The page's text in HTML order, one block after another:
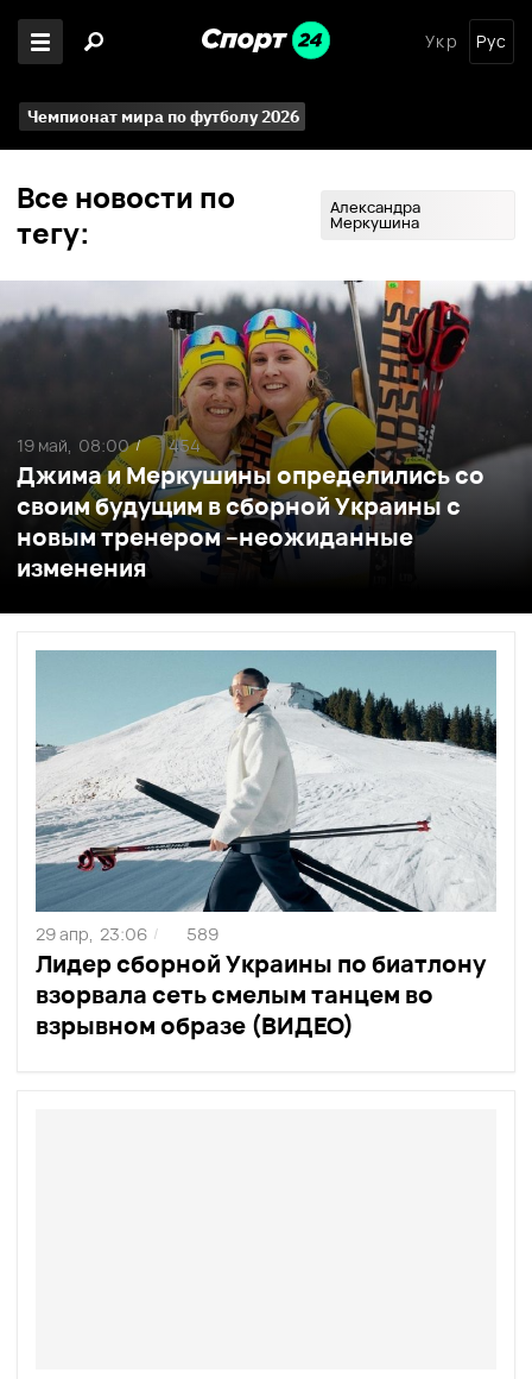
Укр Рус
Чемпионат мира по футболу 2026
Все новости по
тегу:
Александра
Меркушина
Джима и Меркушины определились со
своим будущим в сборной Украины с
новым тренером –неожиданные
изменения
19 май, 08:00 / 454
Лидер сборной Украины по биатлону
взорвала сеть смелым танцем во
взрывном образе (ВИДЕО)
29 апр, 23:06 / 589